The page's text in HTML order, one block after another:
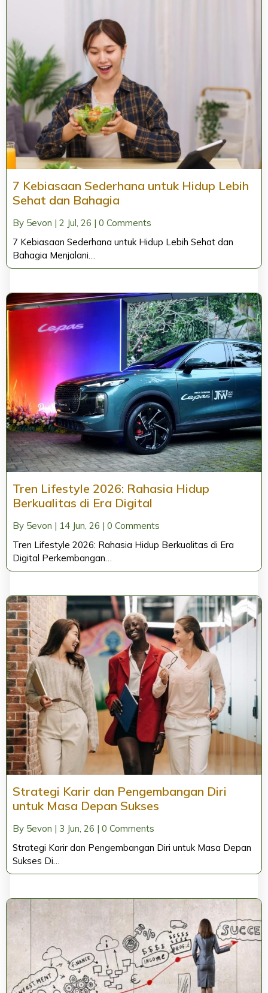
7 Kebiasaan Sederhana untuk Hidup Lebih
Sehat dan Bahagia
By 5evon | 2 Jul, 26 | 0 Comments
7 Kebiasaan Sederhana untuk Hidup Lebih Sehat dan
Bahagia Menjalani…
Tren Lifestyle 2026: Rahasia Hidup
Berkualitas di Era Digital
By 5evon | 14 Jun, 26 | 0 Comments
Tren Lifestyle 2026: Rahasia Hidup Berkualitas di Era
Digital Perkembangan…
Strategi Karir dan Pengembangan Diri
untuk Masa Depan Sukses
By 5evon | 3 Jun, 26 | 0 Comments
Strategi Karir dan Pengembangan Diri untuk Masa Depan
Sukses Di…